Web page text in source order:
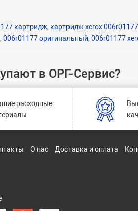
картридж, картридж xerox 006r01177
, 006r01177 оригинальный, 006r01177
в ОРГ-Сервис?
расходные
О нас Доставка и оплата